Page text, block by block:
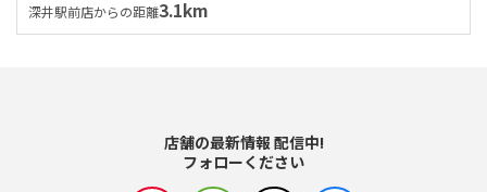
深井駅前店からの距離3.1km
店舗の最新情報 配信中!
フォローください